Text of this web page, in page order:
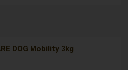
DOG Mobility 3kg